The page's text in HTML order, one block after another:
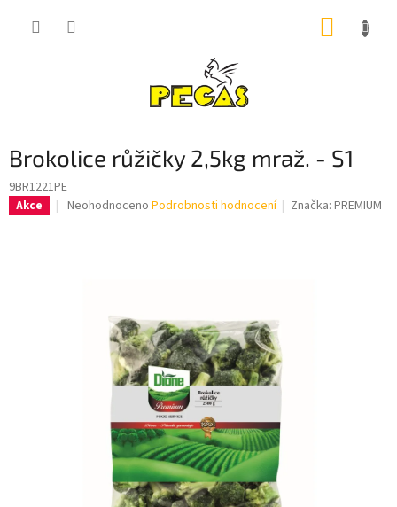
Brokolice růžičky 2,5kg mraž. - S1
9BR1221PE
Akce
Průměrné
hvězdiček.
Neohodnoceno Podrobnosti hodnocení Značka:PREMIUM